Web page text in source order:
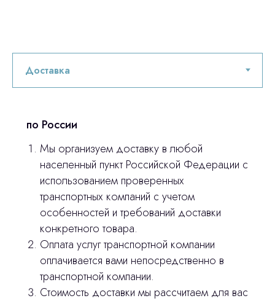
по России
Мы организуем доставку в любой
населенный пункт Российской Федерации с
использованием проверенных
транспортных компаний с учетом
особенностей и требований доставки
конкретного товара.
Оплата услуг транспортной компании
оплачивается вами непосредственно в
транспортной компании.
Стоимость доставки мы рассчитаем для вас
Остались вопросы
оставьте контакты, мы свяжемся и
ответим на все вопросы
© 2024 ЛС Дентал Групп
Главная